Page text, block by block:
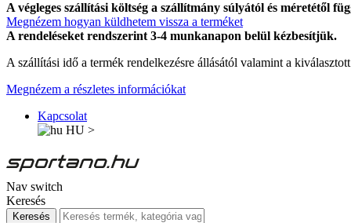
A végleges szállítási költség a szállítmány súlyától és méretétől
Megnézem hogyan küldhetem vissza a terméket
A rendeléseket rendszerint 3-4 munkanapon belül kézbesítjük.
A szállítási idő a termék rendelkezésre állásától valamint a
Megnézem a részletes információkat
Kapcsolat
HU >
Nav switch
Keresés
Keresés